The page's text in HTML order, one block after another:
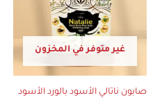
غير متوفر في المخزون
صابون ناتالي الأسود بالورد الأسود